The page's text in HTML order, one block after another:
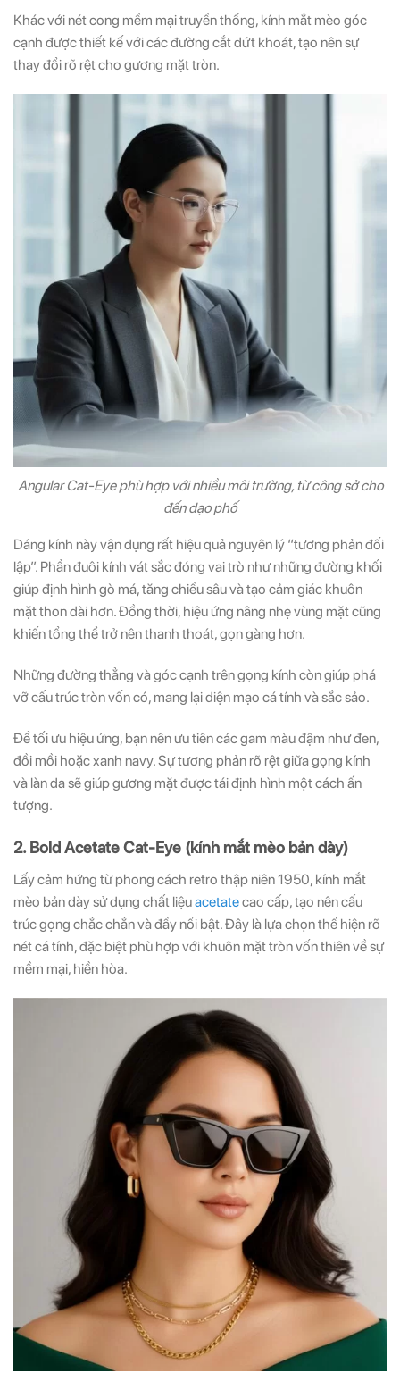
Khác với nét cong mềm mại truyền thống, kính mắt mèo góc
cạnh được thiết kế với các đường cắt dứt khoát, tạo nên sự
thay đổi rõ rệt cho gương mặt tròn.
Angular Cat-Eye phù hợp với nhiều môi trường, từ công sở cho
đến dạo phố
Dáng kính này vận dụng rất hiệu quả nguyên lý “tương phản đối
lập”. Phần đuôi kính vát sắc đóng vai trò như những đường khối
giúp định hình gò má, tăng chiều sâu và tạo cảm giác khuôn
mặt thon dài hơn. Đồng thời, hiệu ứng nâng nhẹ vùng mặt cũng
khiến tổng thể trở nên thanh thoát, gọn gàng hơn.
Những đường thẳng và góc cạnh trên gọng kính còn giúp phá
vỡ cấu trúc tròn vốn có, mang lại diện mạo cá tính và sắc sảo.
Để tối ưu hiệu ứng, bạn nên ưu tiên các gam màu đậm như đen,
đồi mồi hoặc xanh navy. Sự tương phản rõ rệt giữa gọng kính
và làn da sẽ giúp gương mặt được tái định hình một cách ấn
tượng.
2. Bold Acetate Cat-Eye (kính mắt mèo bản dày)
Lấy cảm hứng từ phong cách retro thập niên 1950, kính mắt
mèo bản dày sử dụng chất liệuacetatecao cấp, tạo nên cấu
trúc gọng chắc chắn và đầy nổi bật. Đây là lựa chọn thể hiện rõ
nét cá tính, đặc biệt phù hợp với khuôn mặt tròn vốn thiên về sự
mềm mại, hiền hòa.